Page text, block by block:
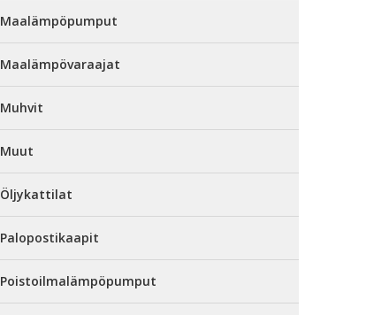
Maalämpöpumput
Maalämpövaraajat
Muhvit
Muut
Öljykattilat
Palopostikaapit
Poistoilmalämpöpumput